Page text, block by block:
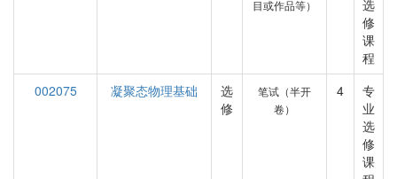
目或作品等）
选
修
课
程
002075
凝聚态物理基础
选
修
笔试（半开
卷）
4
专
业
选
修
课